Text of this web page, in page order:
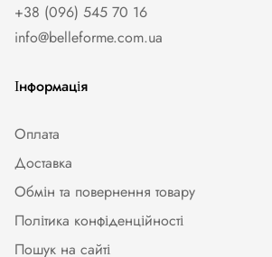
+38 (096) 545 70 16
info@belleforme.com.ua
Інформація
Оплата
Доставка
Обмін та повернення товару
Політика конфіденційності
Пошук на сайті